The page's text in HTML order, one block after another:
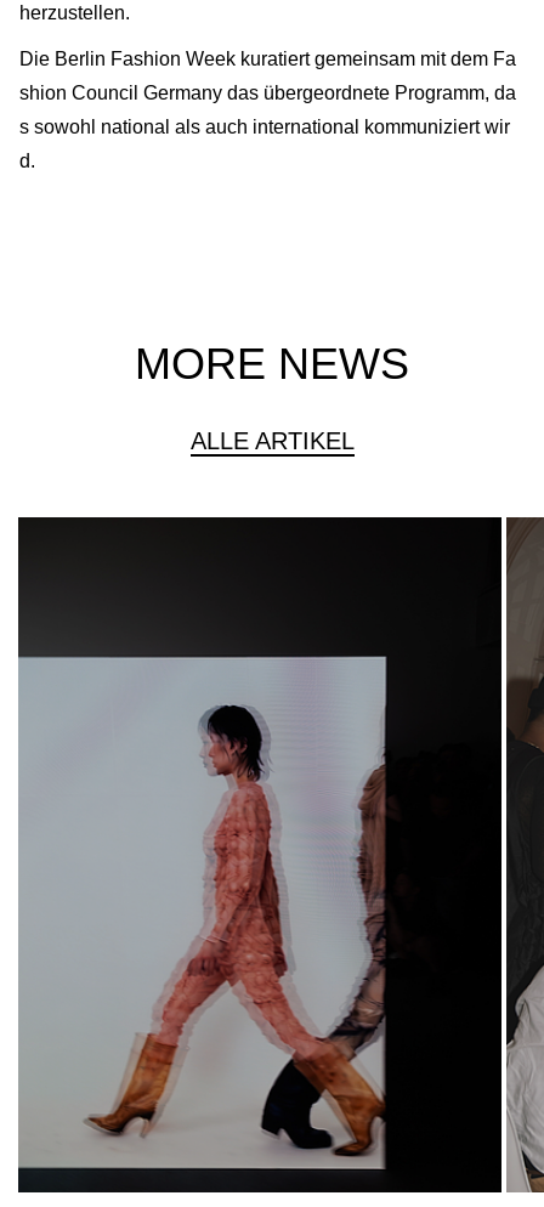
herzustellen.
Die Berlin Fashion Week kuratiert gemeinsam mit dem Fa
shion Council Germany das übergeordnete Programm, da
s sowohl national als auch international kommuniziert wir
d.
MORE NEWS
ALLE ARTIKEL